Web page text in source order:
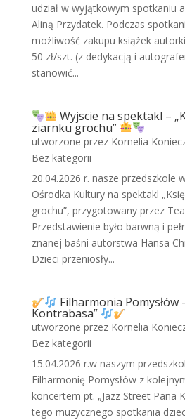
udział w wyjątkowym spotkaniu
Aliną Przydatek. Podczas
możliwość zakupu książek
50 zł/szt. (z dedykacją i
stanowić...
Wyjscie na spektakl –
ziarnku grochu”
utworzone przez Kornelia
Bez kategorii
20.04.2026 r. nasze przedszkole
Ośrodka Kultury na spektakl
grochu”, przygotowany przez
Przedstawienie było barwną i
znanej baśni autorstwa Hansa
Dzieci przeniosły...
Filharmonia Pomysłów
Kontrabasa”
utworzone przez Kornelia
Bez kategorii
15.04.2026 r.w naszym
Filharmonię Pomysłów z
koncertem pt. „Jazz Street Pana
tego muzycznego spotkania